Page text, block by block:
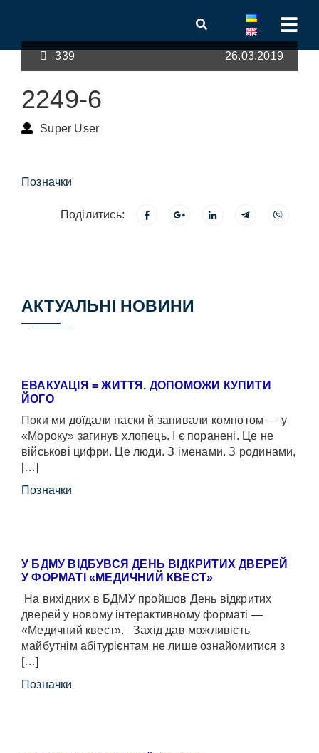
339 26.03.2019
2249-6
Super User
Позначки
Поділитись:
АКТУАЛЬНІ НОВИНИ
ЕВАКУАЦІЯ = ЖИТТЯ. ДОПОМОЖИ КУПИТИ
ЙОГО
Поки ми доїдали паски й запивали компотом — у
«Мороку» загинув хлопець. І є поранені. Це не
військові цифри. Це люди. З іменами. З родинами,
[…]
Позначки
У БДМУ ВІДБУВСЯ ДЕНЬ ВІДКРИТИХ ДВЕРЕЙ
У ФОРМАТІ «МЕДИЧНИЙ КВЕСТ»
На вихідних в БДМУ пройшов День відкритих
дверей у новому інтерактивному форматі —
«Медичний квест». Захід дав можливість
майбутнім абітурієнтам не лише ознайомитися з
[…]
Позначки